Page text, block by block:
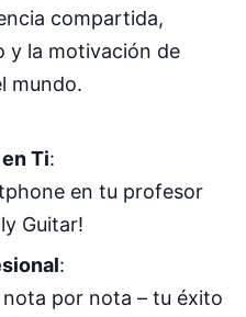
compartida,
y la motivación de
mundo.
Ti:
en tu profesor
Guitar!
:
por nota – tu éxito